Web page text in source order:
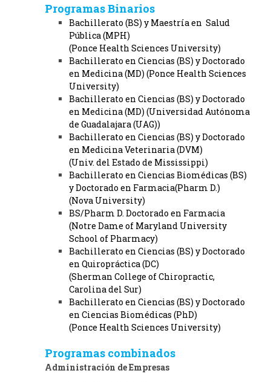
Programas Binarios
Bachillerato (BS) y Maestría en Salud
Pública (MPH)
(Ponce Health Sciences University)
Bachillerato en Ciencias (BS) y Doctorado
en Medicina (MD) (Ponce Health Sciences
University)
Bachillerato en Ciencias (BS) y Doctorado
en Medicina (MD) (Universidad Autónoma
de Guadalajara (UAG))
Bachillerato en Ciencias (BS) y Doctorado
en Medicina Veterinaria (DVM)
(Univ. del Estado de Mississippi)
Bachillerato en Ciencias Biomédicas (BS)
y Doctorado en Farmacia(Pharm D.)
(Nova University)
BS/Pharm D. Doctorado en Farmacia
(Notre Dame of Maryland University
School of Pharmacy)
Bachillerato en Ciencias (BS) y Doctorado
en Quiropráctica (DC)
(Sherman College of Chiropractic,
Carolina del Sur)
Bachillerato en Ciencias (BS) y Doctorado
en Ciencias Biomédicas (PhD)
(Ponce Health Sciences University)
Programas combinados
Administración deEmpresas